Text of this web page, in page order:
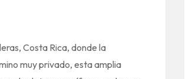
Costa Rica, donde la
muy privado, esta amplia